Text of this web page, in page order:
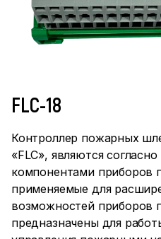
FLC-18
Контроллер пожарных
«FLC», являются
компонентами приборов
применяемые для
возможностей приборов
предназначены для